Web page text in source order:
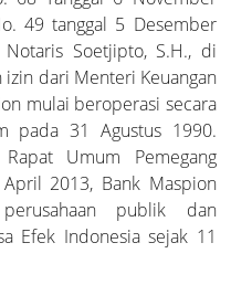
Direksi
Keuangan
49 tanggal 5 Desember
Soetjipto, S.H., di
izin dari Menteri Keuangan
mulai beroperasi secara
pada 31 Agustus 1990.
Umum Pemegang
April 2013, Bank Maspion
publik dan
Efek Indonesia sejak 11